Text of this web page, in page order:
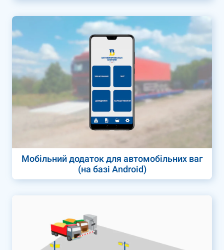
Мобільний додаток для автомобільних ваг
(на базі Android)